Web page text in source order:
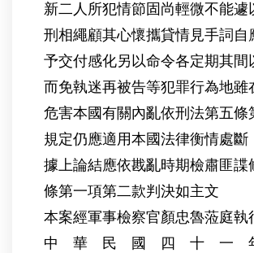
新二人所犯情節固尚輕微不能遽
刑相繩顧其心懷攜貸情見手詞自
予交付感化另以命令各定期其間
而免執迷再被告等犯罪行為地雖
危害本國有關內亂依刑法第五條
規定仍應適用本國法律衡情處斷
據上論結應依戡亂時期檢肅匪諜
條第一項第二款判決如主文
本案經軍事檢察官顏忠魯蒞庭執
中 華 民 國 四 十 一